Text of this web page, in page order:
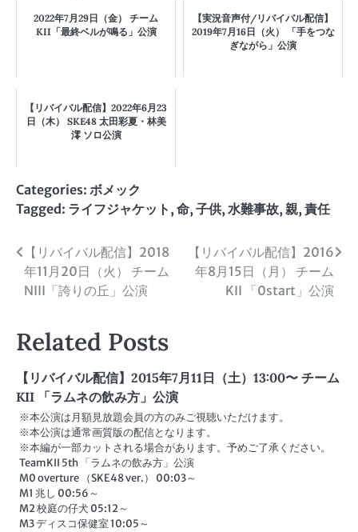
2022年7月29日（金） チーム
KII「最終ベルが鳴る」公演
【実況音声付/リバイバル配信】
2019年7月16日（火） 「手をつな
ぎながら」公演
【リバイバル配信】2022年6月23
日（木） SKE48 太田彩夏・林美
澪 ソロ公演
Categories: ボメック
Tagged: ライフジャケット , 命, 子供, 水難事故, 親, 責任
投
稿
ビ
ゲ
ー
シ
ョ
ン
【リバイバル配信】2018
年11月20日（火） チーム
NIII「誇りの丘」公演
【リバイバル配信】2016
年8月15日（月） チーム
KII 「0start」公演
Related Posts
【リバイバル配信】2015年7月11日（土）13:00〜 チーム
KII 「ラムネの飲み方」公演
※本公演は月額見放題会員の方のみご視聴いただけます。
※本公演は通常画質版の配信となります。
※本編が一部カットされる場合があります。予めご了承ください。
TeamKII 5th 「ラムネの飲み方」公演
M0 overture （SKE48 ver.） 00:03～
M1 兆し 00:56～
M2 校庭の仔犬 05:12～
M3 ディスコ保健室 10:05～